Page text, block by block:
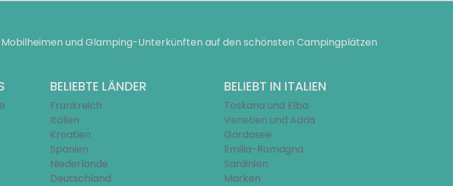
und Glamping-Unterkünften auf den schönsten Campingplätzen
BELIEBTE LÄNDER
Frankreich
Italien
Kroatien
Spanien
Niederlande
Deutschland
BELIEBT IN ITALIEN
Toskana und Elba
Venetien und Adria
Gardasee
Emilia-Romagna
Sardinien
Marken